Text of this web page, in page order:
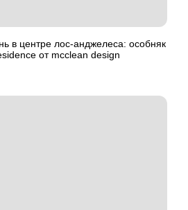
в центре лос-анджелеса: особняк
от mcclean design